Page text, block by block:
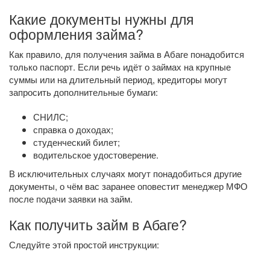
Какие документы нужны для
оформления займа?
Как правило, для получения займа в Абаге понадобится
только паспорт. Если речь идёт о займах на крупные
суммы или на длительный период, кредиторы могут
запросить дополнительные бумаги:
СНИЛС;
справка о доходах;
студенческий билет;
водительское удостоверение.
В исключительных случаях могут понадобиться другие
документы, о чём вас заранее оповестит менеджер МФО
после подачи заявки на займ.
Как получить займ в Абаге?
Следуйте этой простой инструкции: